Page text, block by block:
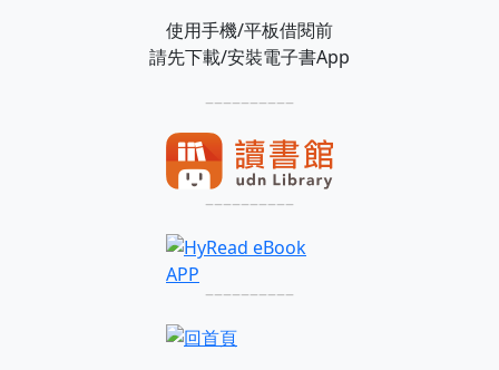
使用手機/平板借閱前
請先下載/安裝電子書App
––––––––––
––––––––––
––––––––––